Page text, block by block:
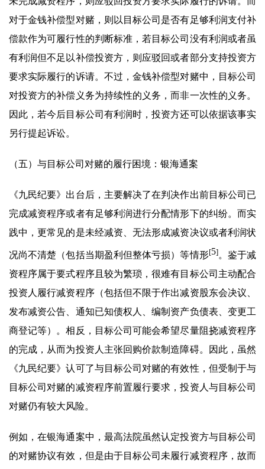
对于金钱补偿型对赌，则以目标公司是否有足够利润支付补
偿款作为可履行性的判断标准，若目标公司没有利润或者虽
有利润但不足以补偿投资方，则应驳回或者部分支持投资方
要求实际履行的诉请。不过，金钱补偿型对赌中，目标公司
对投资方的补偿义务为持续性的义务，而非一次性的义务。
因此，若今后目标公司有利润时，投资方还可以依据该事实
另行提起诉讼。
（五）与目标公司对赌的履行困境：银海通案
《九民纪要》出台后，主要解决了在判决作出前目标公司已
完成减资程序或者有足够利润进行分配情形下的纠纷。而实
践中，更常见的是未经减资、无法形成减资决议或者利润状
况尚不清楚（包括当期盈利但整体亏损）等情形[5]。鉴于减
资程序属于要式程序且较为繁琐，很难有目标公司主动配合
投资人履行减资程序（包括但不限于作出减资股东会决议、
发布减资公告、通知已知债权人、编制资产负债表、变更工
商登记等）。相反，目标公司可能会希望尽量阻挠减资程序
的完成，从而为投资人主张回购价款制造障碍。因此，虽然
《九民纪要》认可了与目标公司对赌的有效性，但受制于与
目标公司对赌的减资程序前置履行要求，投资人与目标公司
对赌仍有较大风险。
例如，在银海通案中，最高法院虽然认定投资方与目标公司
的对赌协议有效，但是由于目标公司未履行减资程序，故而